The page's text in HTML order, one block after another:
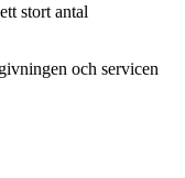
stort antal
och servicen